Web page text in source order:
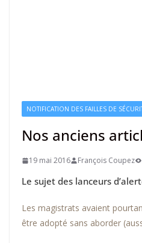
NOTIFICATION DES FAILLES DE
Nos anciens
19 mai 2016 François Coupez
Le sujet des lanceurs
Les magistrats avaient
être adopté sans aborder